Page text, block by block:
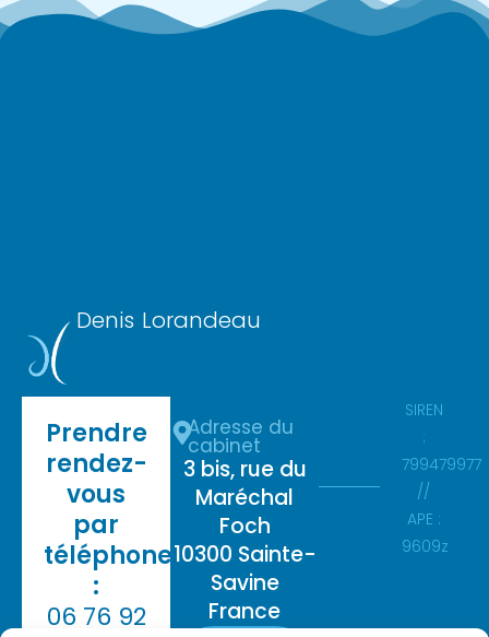
Denis Lorandeau
SIREN
:
799479977
//
APE :
9609z
Adresse du
cabinet
3 bis, rue du
Maréchal
Foch
10300 Sainte-
Savine
France
Prendre
rendez-
vous
par
téléphone
:
06 76 92